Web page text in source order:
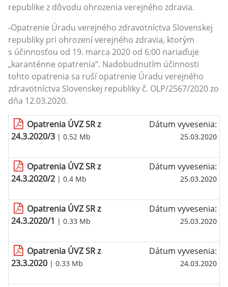
republike z dôvodu ohrozenia verejného zdravia.
-Opatrenie Úradu verejného zdravotníctva Slovenskej
republiky pri ohrození verejného zdravia, ktorým
s účinnosťou od 19. marca 2020 od 6:00 nariaďuje
„karanténne opatrenia“. Nadobudnutím účinnosti
tohto opatrenia sa ruší opatrenie Úradu verejného
zdravotníctva Slovenskej republiky č. OLP/2567/2020 zo
dňa 12.03.2020.
Opatrenia ÚVZ SR z
24.3.2020/3 | 0.52 Mb
Dátum vyvesenia:
25.03.2020
Opatrenia ÚVZ SR z
24.3.2020/2 | 0.4 Mb
Dátum vyvesenia:
25.03.2020
Opatrenia ÚVZ SR z
24.3.2020/1 | 0.33 Mb
Dátum vyvesenia:
25.03.2020
Opatrenia ÚVZ SR z
23.3.2020 | 0.33 Mb
Dátum vyvesenia:
24.03.2020